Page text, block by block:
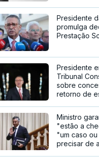
Presidente
promulga
Prestação
Presidente
Tribunal
sobre
retorno de
Ministro
"estão a
"um caso
precisar de